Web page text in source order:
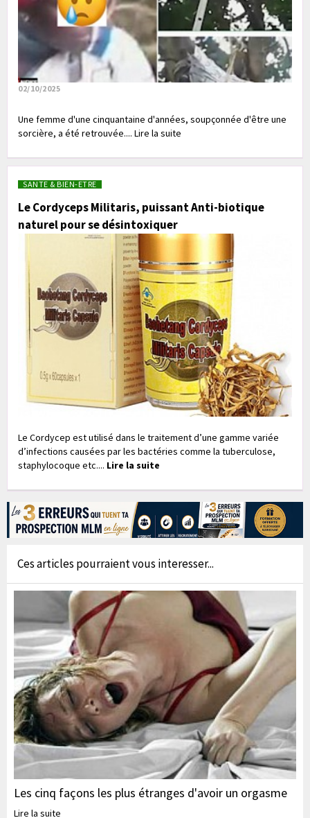
02/10/2025
Une femme d'une cinquantaine d'années, soupçonnée d'être une
sorcière, a été retrouvée.... Lire la suite
SANTE & BIEN-ETRE
Le Cordyceps Militaris, puissant Anti-biotique
naturel pour se désintoxiquer
Le Cordycep est utilisé dans le traitement d’une gamme variée
d’infections causées par les bactéries comme la tuberculose,
staphylocoque etc.... Lire la suite
Ces articles pourraient vous interesser...
Les cinq façons les plus étranges d'avoir un orgasme
Lire la suite